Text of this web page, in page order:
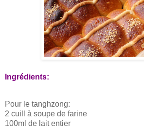
Ingrédients:
Pour le tanghzong:
2 cuill à soupe de farine
100ml de lait entier